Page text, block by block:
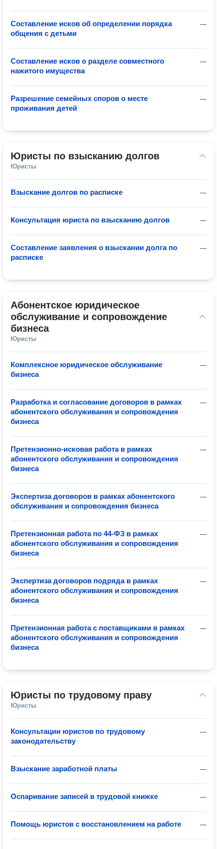
—
Составление исков об определении порядка
общения с детьми
—
Составление исков о разделе совместного
нажитого имущества
—
Разрешение семейных споров о месте
проживания детей
Юристы по взысканию долгов
Юристы
—
Взыскание долгов по расписке
—
Консультация юриста по взысканию долгов
—
Составление заявления о взыскании долга по
расписке
Абонентское юридическое
обслуживание и сопровождение
бизнеса
Юристы
—
Комплексное юридическое обслуживание
бизнеса
—
Разработка и согласование договоров в рамках
абонентского обслуживания и сопровождения
бизнеса
—
Претензионно-исковая работа в рамках
абонентского обслуживания и сопровождения
бизнеса
—
Экспертиза договоров в рамках абонентского
обслуживания и сопровождения бизнеса
—
Претензионная работа по 44-ФЗ в рамках
абонентского обслуживания и сопровождения
бизнеса
—
Экспертиза договоров подряда в рамках
абонентского обслуживания и сопровождения
бизнеса
—
Претензионная работа с поставщиками в рамках
абонентского обслуживания и сопровождения
бизнеса
Юристы по трудовому праву
Юристы
—
Консультации юристов по трудовому
законодательству
—
Взыскание заработной платы
—
Оспаривание записей в трудовой книжке
—
Помощь юристов с восстановлением на работе